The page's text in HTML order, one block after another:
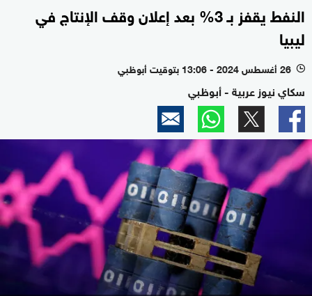
النفط يقفز بـ 3% بعد إعلان وقف الإنتاج في
ليبيا
l 26 أغسطس 2024 - 13:06 بتوقيت أبوظبي
سكاي نيوز عربية - أبوظبي